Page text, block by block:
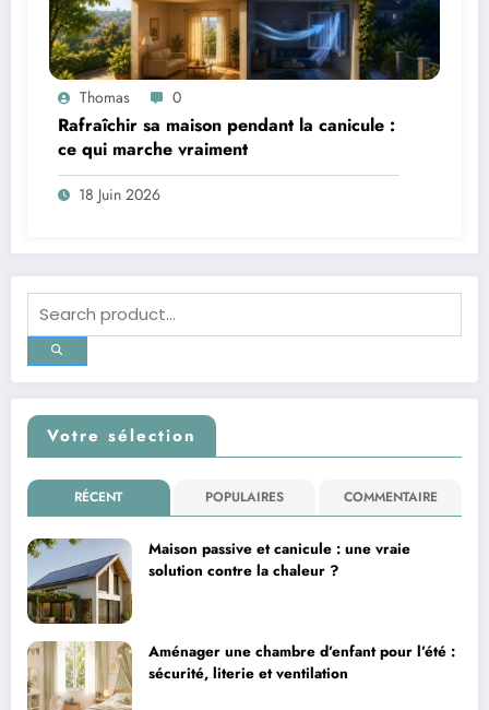
Thomas 0
Rafraîchir sa maison pendant la canicule :
ce qui marche vraiment
18 Juin 2026
Votre sélection
RÉCENT POPULAIRES COMMENTAIRE
Maison passive et canicule : une vraie
solution contre la chaleur ?
Aménager une chambre d’enfant pour l’été :
sécurité, literie et ventilation